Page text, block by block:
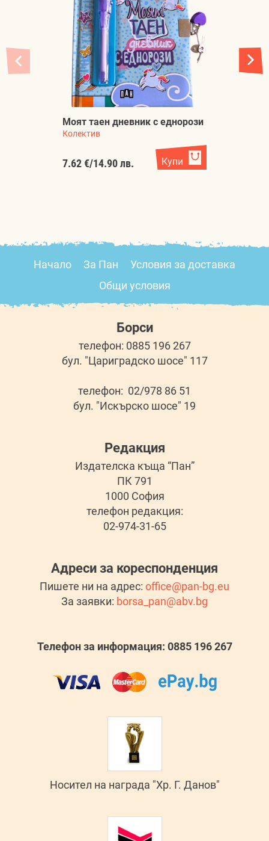
Моят таен дневник с еднорози
Колектив
7.62 €/14.90 лв. Купи
Начало За Пан
Условия за доставка
Общи условия
Борси
телефон: 0885 196 267
бул. "Цариградско шосе" 117
телефон: 02/978 86 51
бул. "Искърско шосе" 19
Редакция
Издателска къща “Пан”
ПК 791
1000 София
телефон редакция:
02-974-31-65
Адреси за кореспонденция
Пишете ни на адрес: office@pan-bg.eu
За заявки: borsa_pan@abv.bg
Телефон за информация: 0885 196 267
Носител на награда "Хр. Г. Данов"